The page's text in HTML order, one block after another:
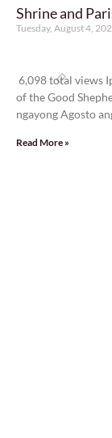
Shrine and
Tuesday, August 4,
6,098 total views
of the Good
ngayong Agosto
Read More »